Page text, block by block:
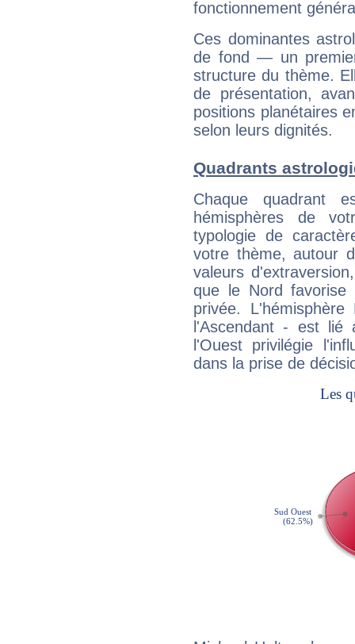
fonctionnement
Ces dominantes
de fond — un
structure du thème.
de présentation,
positions planétaires
selon leurs dignités.
Quadrants
Chaque quadrant
hémisphères de
typologie de
votre thème, autour
valeurs
que le Nord favorise
privée.
l'Ascendant - est
l'Ouest privilégie
dans la prise de